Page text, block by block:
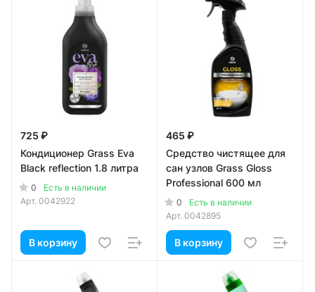
725 ₽
Кондиционер Grass Eva
Black reflection 1.8 литра
0
Есть в наличии
Арт. 0042922
В корзину
465 ₽
Средство чистящее для
сан узлов Grass Gloss
Professional 600 мл
0
Есть в наличии
Арт. 0042895
В корзину